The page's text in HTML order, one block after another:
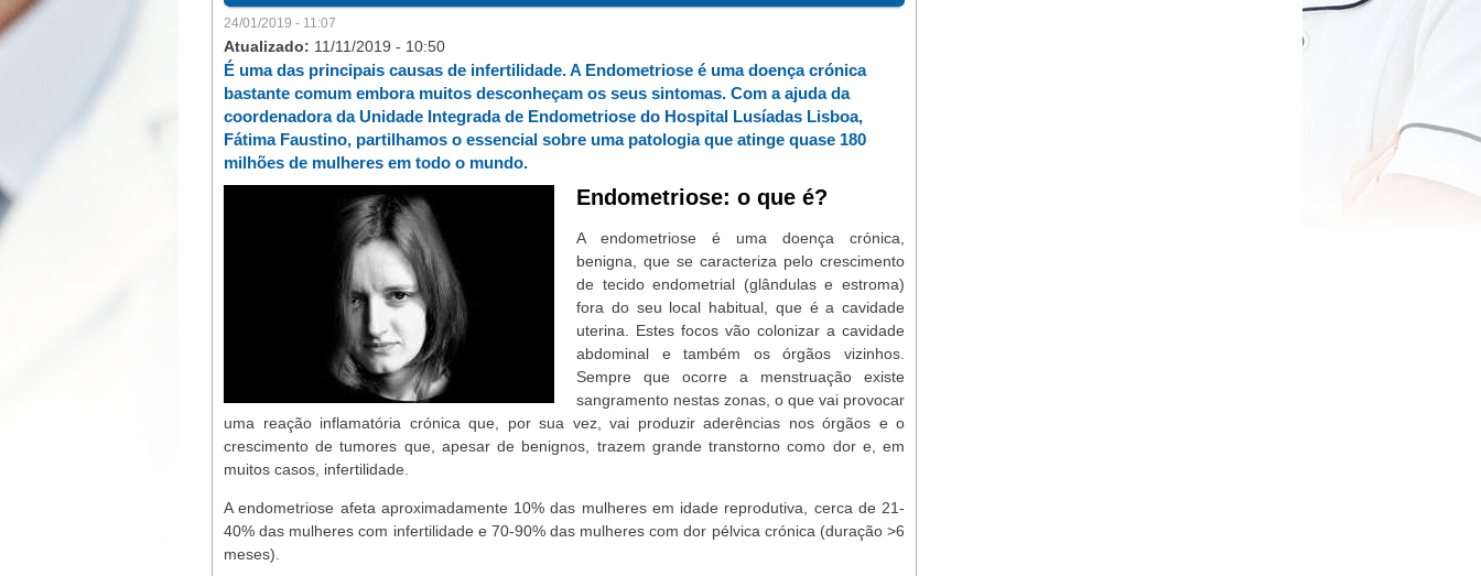
24/01/2019 - 11:07
Atualizado: 11/11/2019 - 10:50
É uma das principais causas de infertilidade. A Endometriose é uma doença crónica
bastante comum embora muitos desconheçam os seus sintomas. Com a ajuda da
coordenadora da Unidade Integrada de Endometriose do Hospital Lusíadas Lisboa,
Fátima Faustino, partilhamos o essencial sobre uma patologia que atinge quase 180
milhões de mulheres em todo o mundo.
Endometriose: o que é?
A endometriose é uma doença crónica,
benigna, que se caracteriza pelo crescimento
de tecido endometrial (glândulas e estroma)
fora do seu local habitual, que é a cavidade
uterina. Estes focos vão colonizar a cavidade
abdominal e também os órgãos vizinhos.
Sempre que ocorre a menstruação existe
sangramento nestas zonas, o que vai provocar
uma reação inflamatória crónica que, por sua vez, vai produzir aderências nos órgãos e o
crescimento de tumores que, apesar de benignos, trazem grande transtorno como dor e, em
muitos casos, infertilidade.
A endometriose afeta aproximadamente 10% das mulheres em idade reprodutiva, cerca de 21-
40% das mulheres com infertilidade e 70-90% das mulheres com dor pélvica crónica (duração >6
meses).